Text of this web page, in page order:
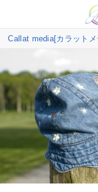
Callat media[カラットメ